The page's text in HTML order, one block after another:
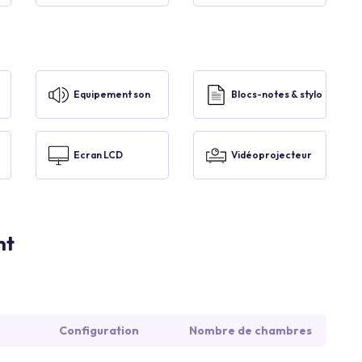
Equipement son Blocs-notes & stylo
Ecran LCD Vidéoprojecteur
Configuration Nombre de chambres